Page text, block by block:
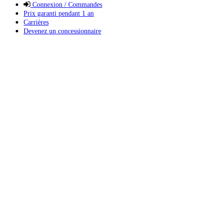
Connexion / Commandes
Prix garanti pendant 1 an
Carrières
Devenez un concessionnaire